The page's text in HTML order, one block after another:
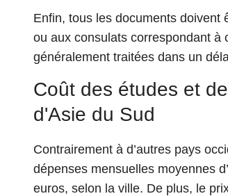
Enfin, tous les documents doivent
ou aux consulats correspondant à
généralement traitées dans un
Coût des études et
d'Asie du Sud
Contrairement à d’autres pays
dépenses mensuelles moyennes
euros, selon la ville. De plus, le